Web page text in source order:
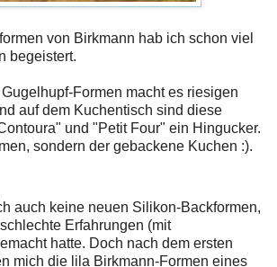
von Birkmann hab ich schon viel
begeistert.
Formen macht es riesigen
auf dem Kuchentisch sind diese
und "Petit Four" ein Hingucker.
sondern der gebackene Kuchen :).
auch keine neuen Silikon-Backformen,
Erfahrungen (mit
hatte. Doch nach dem ersten
mich die lila Birkmann-Formen eines